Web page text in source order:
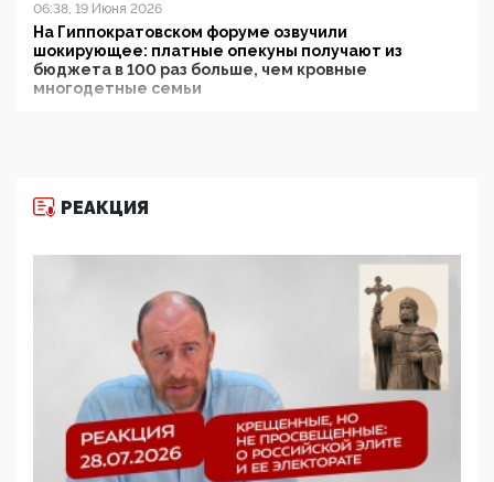
06:38, 19 Июня 2026
На Гиппократовском форуме озвучили
шокирующее: платные опекуны получают из
бюджета в 100 раз больше, чем кровные
многодетные семьи
11:53, 09 Июня 2026
деятельность ИИТО ЮНЕСКО в России, но
цифроглобалисты продолжают определять
повестку в образовании
09:43, 01 Июня 2026
5G за счет здоровья граждан: Минцифры намерено
отобрать у регионов и муниципалитетов право
защищать жилые дома и социальные объекты от
05:58, 26 Мая 2026
Роскомнадзор освободили от борца с
РЕАКЦИЯ